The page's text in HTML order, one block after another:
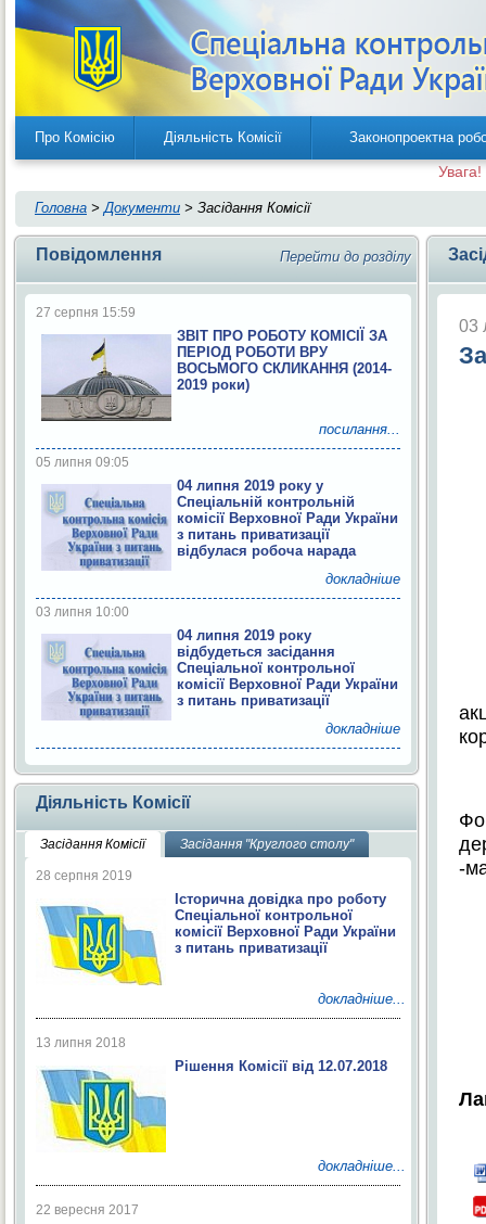
Про Комісію Діяльність Комісії Законопроектна
Увага!
Головна >Документи > Засідання Комісії
Повідомлення Перейти до розділу
27 серпня 15:59
ЗВІТ ПРО РОБОТУ КОМІСІЇ ЗА
ПЕРІОД РОБОТИ ВРУ
ВОСЬМОГО СКЛИКАННЯ (2014-
2019 роки)
посилання...
05 липня 09:05
04 липня 2019 року у
Спеціальній контрольній
комісії Верховної Ради України
з питань приватизації
відбулася робоча нарада
докладніше
03 липня 10:00
04 липня 2019 року
відбудеться засідання
Спеціальної контрольної
комісії Верховної Ради України
з питань приватизації
докладніше
Діяльність Комісії
Засідання Комісії Засідання "Круглого столу"
28 серпня 2019
Історична довідка про роботу
Спеціальної контрольної
комісії Верховної Ради України
з питань приватизації
докладніше...
13 липня 2018
Рішення Комісії від 12.07.2018
докладніше...
22 вересня 2017
03
-